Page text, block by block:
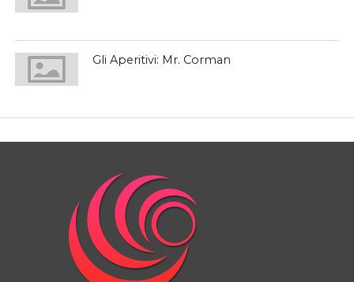
Gli Aperitivi: Mr. Corman